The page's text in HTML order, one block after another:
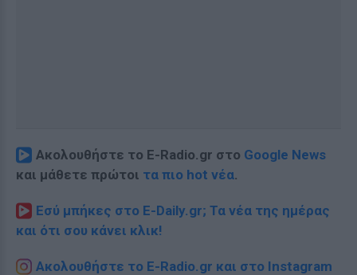
Ακολουθήστε το E-Radio.gr στο Google News
και μάθετε πρώτοι τα πιο hot νέα.
Εσύ μπήκες στο E-Daily.gr; Τα νέα της ημέρας
και ότι σου κάνει κλικ!
Ακολουθήστε το E-Radio.gr και στο Instagram